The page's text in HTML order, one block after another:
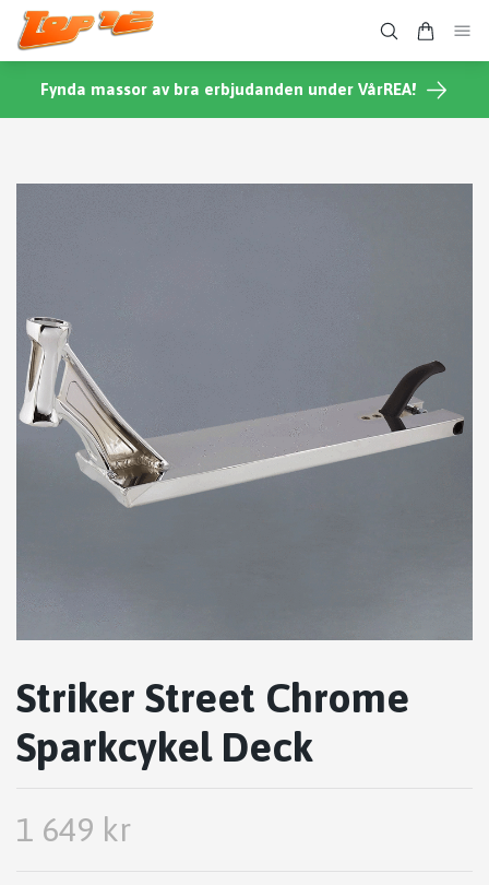
Fynda massor av bra erbjudanden under VårREA!
Striker Street Chrome
Sparkcykel Deck
1 649 kr